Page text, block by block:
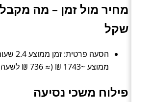
מחיר מול זמן – מה
שקל
הסעה
ממוצע ~1743 ₪ (≈ 736 ₪ לשעה).
פילוח משכי נסיעה